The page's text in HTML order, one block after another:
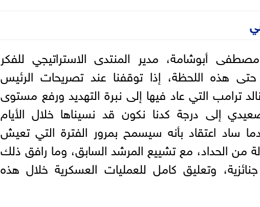
أبوشامة، مدير المنتدى الاستراتيجي للفكر
حتى هذه اللحظة، إذا توقفنا عند تصريحات الرئيس
ترامب التي عاد فيها إلى نبرة التهديد ورفع مستوى
إلى درجة كدنا نكون قد نسيناها خلال الأيام
ساد اعتقاد بأنه سيسمح بمرور الفترة التي تعيش
من الحداد، مع تشييع المرشد السابق، وما رافق ذلك
وتعليق كامل للعمليات العسكرية خلال هذه